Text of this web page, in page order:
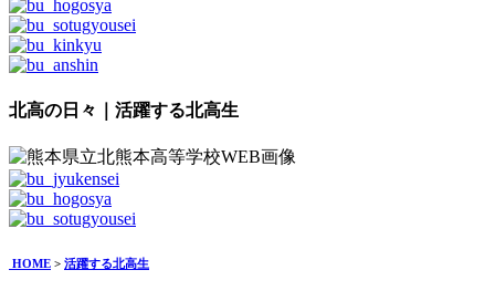
北高の日々｜活躍する北高生
HOME > 活躍する北高生